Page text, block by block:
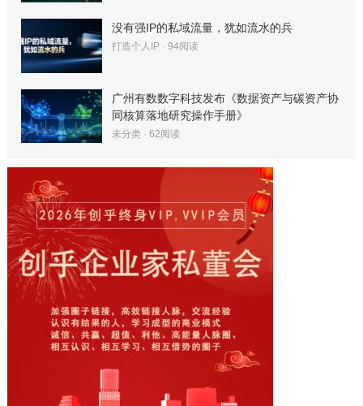
没有强IP的私域流量，犹如流水的兵
打造个人IP· 94阅读
广州有数数字科技发布《数据资产与碳资产协
同核算落地研究操作手册》
未分类· 62阅读